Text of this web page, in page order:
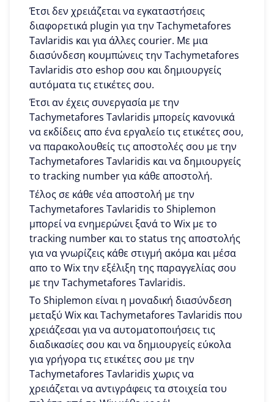
Έτσι δεν χρειάζεται να εγκαταστήσεις
διαφορετικά plugin για την Tachymetafores
Tavlaridis και για άλλες courier. Με μια
διασύνδεση κουμπώνεις την Tachymetafores
Tavlaridis στο eshop σου και δημιουργείς
αυτόματα τις ετικέτες σου.
Έτσι αν έχεις συνεργασία με την
Tachymetafores Tavlaridis μπορείς κανονικά
να εκδίδεις απο ένα εργαλείο τις ετικέτες σου,
να παρακολουθείς τις αποστολές σου με την
Tachymetafores Tavlaridis και να δημιουργείς
το tracking number για κάθε αποστολή.
Τέλος σε κάθε νέα αποστολή με την
Tachymetafores Tavlaridis το Shiplemon
μπορεί να ενημερώνει ξανά το Wix με το
tracking number και το status της αποστολής
για να γνωρίζεις κάθε στιγμή ακόμα και μέσα
απο το Wix την εξέλιξη της παραγγελίας σου
με την Tachymetafores Tavlaridis.
To Shiplemon είναι η μοναδική διασύνδεση
μεταξύ Wix και Tachymetafores Tavlaridis που
χρειάζεσαι για να αυτοματοποιήσεις τις
διαδικασίες σου και να δημιουργείς εύκολα
για γρήγορα τις ετικέτες σου με την
Tachymetafores Tavlaridis χωρις να
χρειάζεται να αντιγράφεις τα στοιχεία του